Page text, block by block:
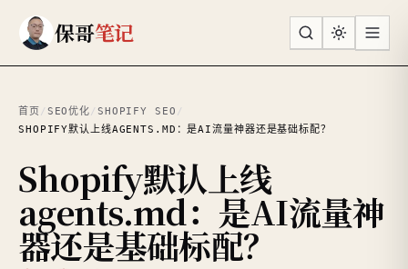
保哥笔记
首页/ SEO优化/ SHOPIFY SEO /
SHOPIFY默认上线AGENTS.MD：是AI流量神器还是基础标配？
Shopify默认上线
agents.md：是AI流量神
器还是基础标配？